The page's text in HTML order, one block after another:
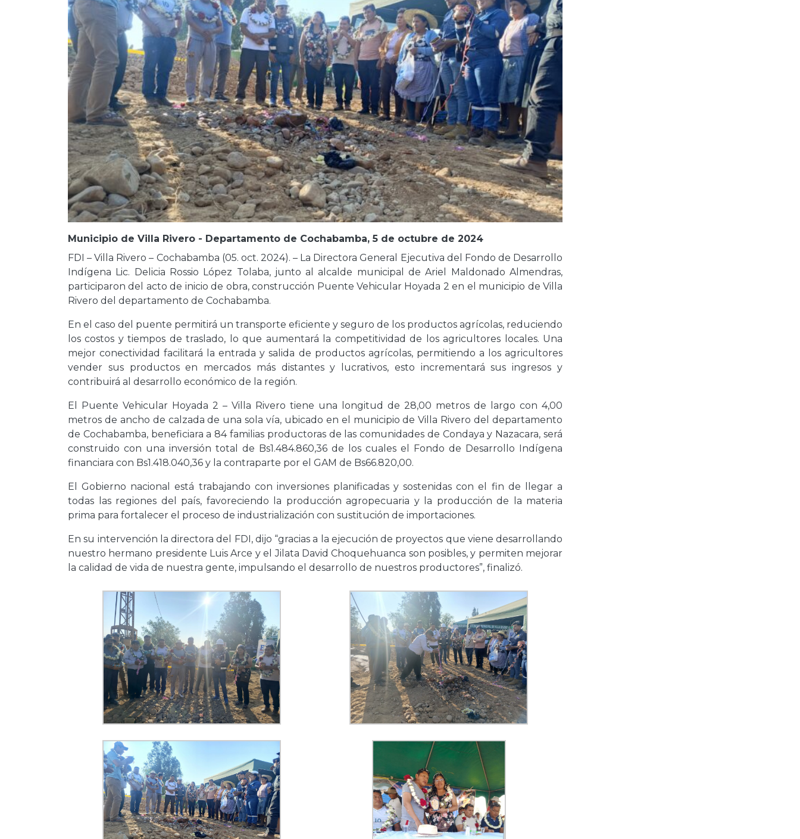
Municipio de Villa Rivero - Departamento de Cochabamba, 5 de octubre de 2024
FDI – Villa Rivero – Cochabamba (05. oct. 2024). – La Directora General Ejecutiva del Fondo de Desarrollo
Indígena Lic. Delicia Rossio López Tolaba, junto al alcalde municipal de Ariel Maldonado Almendras,
participaron del acto de inicio de obra, construcción Puente Vehicular Hoyada 2 en el municipio de Villa
Rivero del departamento de Cochabamba.
En el caso del puente permitirá un transporte eficiente y seguro de los productos agrícolas, reduciendo
los costos y tiempos de traslado, lo que aumentará la competitividad de los agricultores locales. Una
mejor conectividad facilitará la entrada y salida de productos agrícolas, permitiendo a los agricultores
vender sus productos en mercados más distantes y lucrativos, esto incrementará sus ingresos y
contribuirá al desarrollo económico de la región.
El Puente Vehicular Hoyada 2 – Villa Rivero tiene una longitud de 28,00 metros de largo con 4,00
metros de ancho de calzada de una sola vía, ubicado en el municipio de Villa Rivero del departamento
de Cochabamba, beneficiara a 84 familias productoras de las comunidades de Condaya y Nazacara, será
construido con una inversión total de Bs1.484.860,36 de los cuales el Fondo de Desarrollo Indígena
financiara con Bs1.418.040,36 y la contraparte por el GAM de Bs66.820,00.
El Gobierno nacional está trabajando con inversiones planificadas y sostenidas con el fin de llegar a
todas las regiones del país, favoreciendo la producción agropecuaria y la producción de la materia
prima para fortalecer el proceso de industrialización con sustitución de importaciones.
En su intervención la directora del FDI, dijo “gracias a la ejecución de proyectos que viene desarrollando
nuestro hermano presidente Luis Arce y el Jilata David Choquehuanca son posibles, y permiten mejorar
la calidad de vida de nuestra gente, impulsando el desarrollo de nuestros productores”, finalizó.